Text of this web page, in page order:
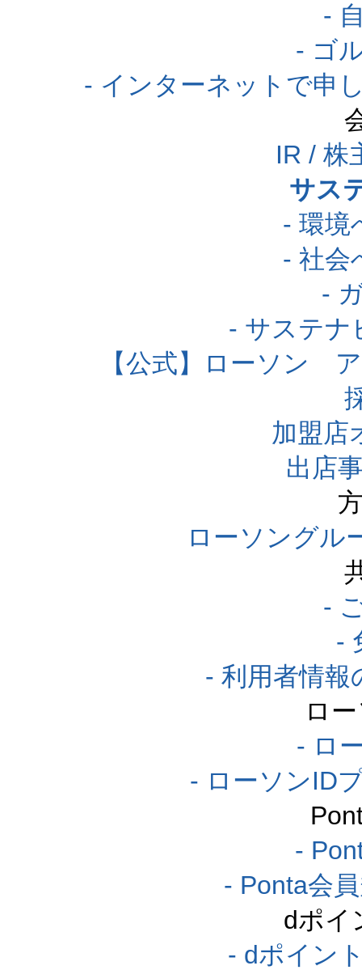
-
- ゴ
- インターネットで申
IR / 株
サス
- 環境
- 社会
-
- サステナ
【公式】ローソン
加盟店
出店
ローソングル
-
-
- 利用者情報
ロ
- ロ
- ローソンID
-
- Ponta会
dポイ
- dポイン